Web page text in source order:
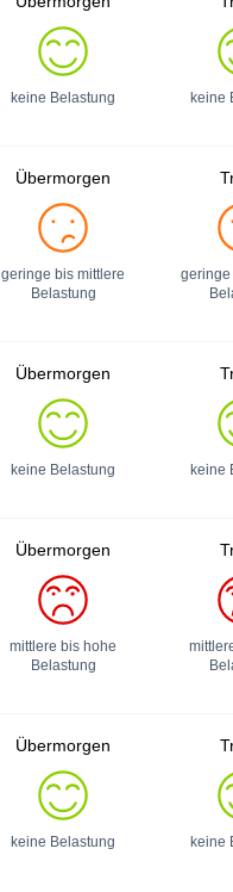
keine Belastung keine
Übermorgen
geringe bis mittlere
Belastung
geringe
Übermorgen
keine Belastung keine
Übermorgen
mittlere bis hohe
Belastung
Übermorgen
keine Belastung keine